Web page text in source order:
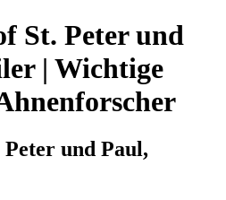
St. Peter und
| Wichtige
und Paul,